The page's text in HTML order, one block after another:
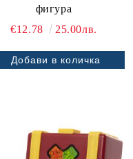
фигура
€12.78
25.00лв.